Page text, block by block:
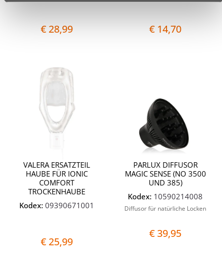
€ 28,99 € 14,70
VALERA ERSATZTEIL
HAUBE FÜR IONIC
COMFORT
TROCKENHAUBE
Kodex: 09390671001
€ 25,99
PARLUX DIFFUSOR
MAGIC SENSE (NO 3500
UND 385)
Kodex: 10590214008
Diffusor für natürliche Locken
€ 39,95